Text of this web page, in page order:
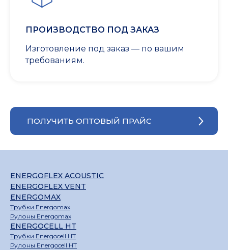
ПРОИЗВОДСТВО ПОД ЗАКАЗ
Изготовление под заказ — по вашим
требованиям.
ПОЛУЧИТЬ ОПТОВЫЙ ПРАЙС
ENERGOFLEX ACOUSTIC
ENERGOFLEX VENT
ENERGOMAX
Трубки Energomax
Рулоны Energomax
ENERGOCELL HT
Трубки Energocell HT
Рулоны Energocell HT